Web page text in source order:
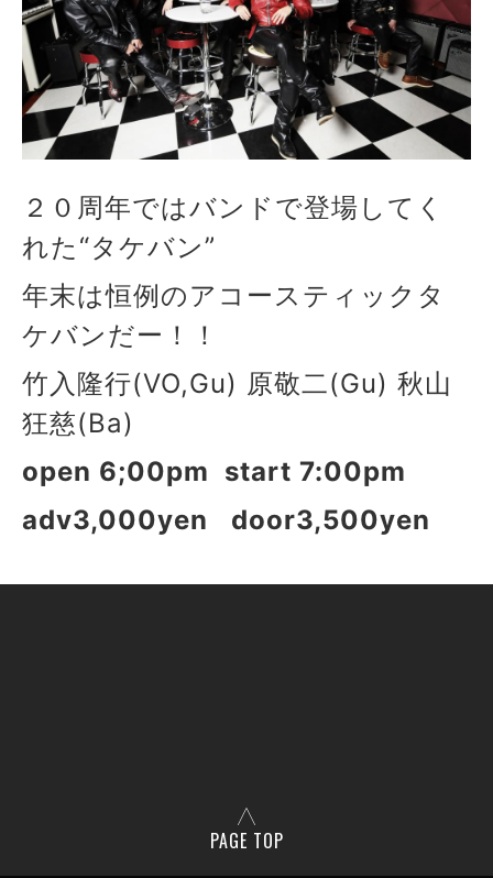
２０周年ではバンドで登場してく
れた“タケバン”
年末は恒例のアコースティックタ
ケバンだー！！
竹入隆行(VO,Gu) 原敬二(Gu) 秋山
狂慈(Ba)
open 6;00pm start 7:00pm
adv3,000yen door3,500yen
PAGE TOP